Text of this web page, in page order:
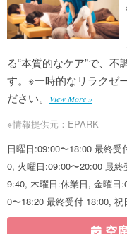
る“本質的なケア”で、
す。※一時的なリラクゼ
ださい。
View More »
※情報提供元：EPARK
日曜日:09:00〜18:00 最終
0, 火曜日:09:00〜20:00 最
9:40, 木曜日:休業日, 金曜日
0〜18:20 最終受付 18:00, 祝